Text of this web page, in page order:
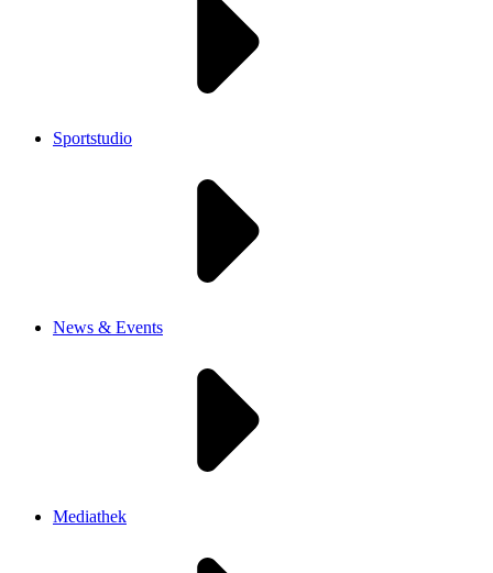
Sportstudio
News & Events
Mediathek